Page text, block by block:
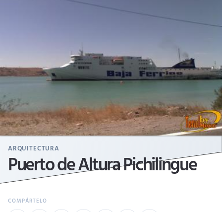
ARQUITECTURA
Puerto de Altura Pichilingue